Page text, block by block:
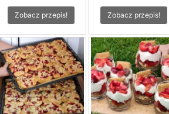
Zobacz przepis! Zobacz przepis!